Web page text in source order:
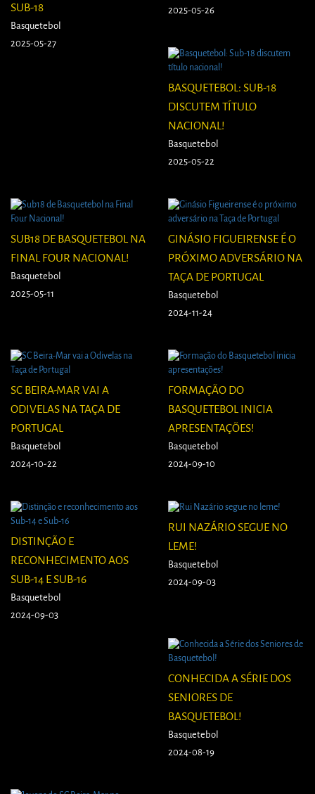
SUB-18
Basquetebol
2025-05-27
2025-05-26
BASQUETEBOL: SUB-18
DISCUTEM TÍTULO
NACIONAL!
Basquetebol
2025-05-22
SUB18 DE BASQUETEBOL NA
FINAL FOUR NACIONAL!
Basquetebol
2025-05-11
GINÁSIO FIGUEIRENSE É O
PRÓXIMO ADVERSÁRIO NA
TAÇA DE PORTUGAL
Basquetebol
2024-11-24
SC BEIRA-MAR VAI A
ODIVELAS NA TAÇA DE
PORTUGAL
Basquetebol
2024-10-22
FORMAÇÃO DO
BASQUETEBOL INICIA
APRESENTAÇÕES!
Basquetebol
2024-09-10
DISTINÇÃO E
RECONHECIMENTO AOS
SUB-14 E SUB-16
Basquetebol
2024-09-03
RUI NAZÁRIO SEGUE NO
LEME!
Basquetebol
2024-09-03
CONHECIDA A SÉRIE DOS
SENIORES DE
BASQUETEBOL!
Basquetebol
2024-08-19